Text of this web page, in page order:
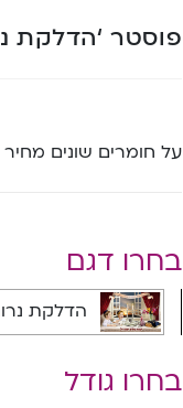
פוסטר ‘הדלקת
על חומרים שונים
בחרו דגם
בחרו גודל